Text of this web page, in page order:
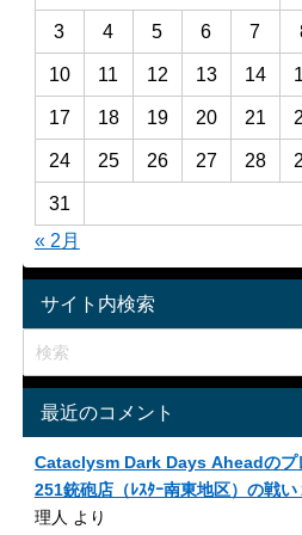
3 4 5 6 7
10 11 12 13 14
17 18 19 20 21
24 25 26 27 28
31
« 2月
サイト内検索
最近のコメント
Cataclysm Dark Days Aheadのプ
251銃砲店（ﾚｽﾀｰ南東地区）の戦い
理人
より